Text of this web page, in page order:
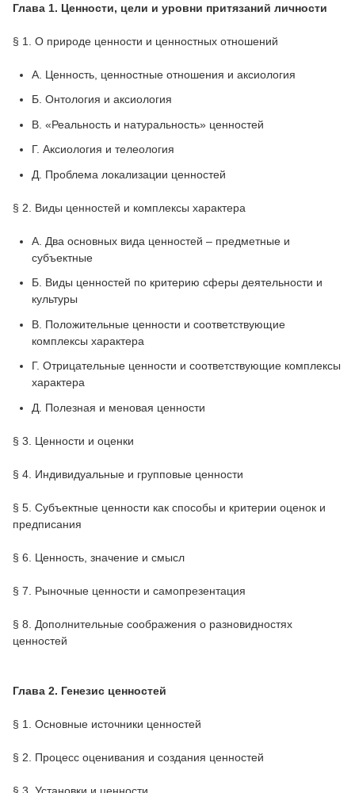
Глава 1. Ценности, цели и уровни притязаний личности
§ 1. О природе ценности и ценностных отношений
A. Ценность, ценностные отношения и аксиология
Б. Онтология и аксиология
B. «Реальность и натуральность» ценностей
Г. Аксиология и телеология
Д. Проблема локализации ценностей
§ 2. Виды ценностей и комплексы характера
A. Два основных вида ценностей – предметные и
субъектные
Б. Виды ценностей по критерию сферы деятельности и
культуры
B. Положительные ценности и соответствующие
комплексы характера
Г. Отрицательные ценности и соответствующие комплексы
характера
Д. Полезная и меновая ценности
§ 3. Ценности и оценки
§ 4. Индивидуальные и групповые ценности
§ 5. Субъектные ценности как способы и критерии оценок и
предписания
§ 6. Ценность, значение и смысл
§ 7. Рыночные ценности и самопрезентация
§ 8. Дополнительные соображения о разновидностях
ценностей
Глава 2. Генезис ценностей
§ 1. Основные источники ценностей
§ 2. Процесс оценивания и создания ценностей
§ 3. Установки и ценности